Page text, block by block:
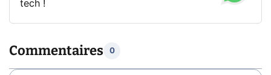
tech !
Commentaires 0